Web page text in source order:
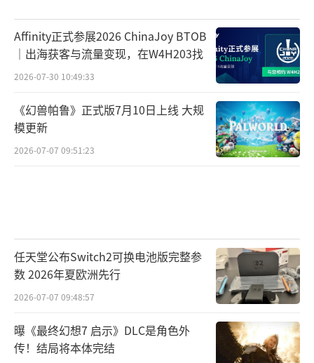
Affinity正式参展2026 ChinaJoy BTOB
｜出海获客与流量变现，在W4H203找
2026-07-30 10:49:33
《幻兽帕鲁》正式版7月10日上线 大规
模更新
2026-07-07 09:51:23
任天堂公布Switch2可换电池版完整参
数 2026年夏欧洲先行
2026-07-07 09:48:57
曝《最终幻想7 启示》DLC是角色外
传！结局将本体完结